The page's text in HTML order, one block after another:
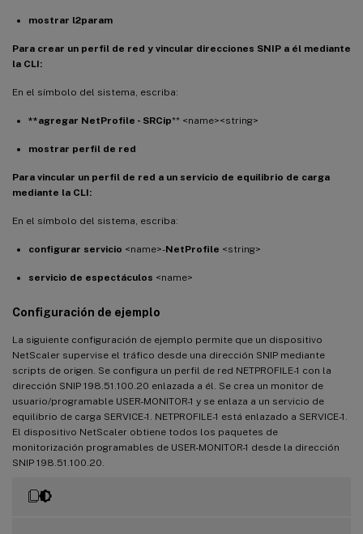
mostrar l2param
Para crear un perfil de red y vincular direcciones SNIP a él mediante
la CLI:
En el símbolo del sistema, escriba:
**agregar NetProfile - SRCip** <name><string>
mostrar perfil de red
Para vincular un perfil de red a un servicio de equilibrio de carga
mediante la CLI:
En el símbolo del sistema, escriba:
configurar servicio <name>-NetProfile <string>
servicio de espectáculos <name>
Configuración de ejemplo
La siguiente configuración de ejemplo permite que un dispositivo
NetScaler supervise el tráfico desde una dirección SNIP mediante
scripts de origen. Se configura un perfil de red NETPROFILE-1 con la
dirección SNIP 198.51.100.20 enlazada a él. Se crea un monitor de
usuario/programable USER-MONITOR-1 y se enlaza a un servicio de
equilibrio de carga SERVICE-1. NETPROFILE-1 está enlazado a SERVICE-1.
El dispositivo NetScaler obtiene todos los paquetes de
monitorización programables de USER-MONITOR-1 desde la dirección
SNIP 198.51.100.20.